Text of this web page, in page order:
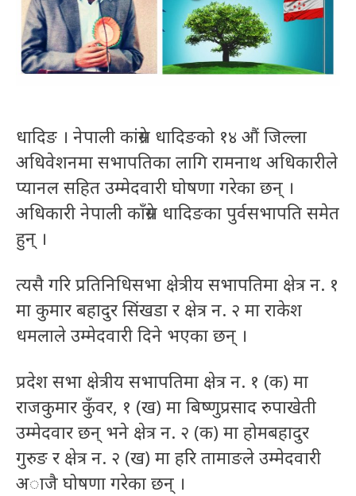
धादिङ । नेपाली कांग्रेस धादिङको १४ औं जिल्ला
अधिवेशनमा सभापतिका लागि रामनाथ अधिकारीले
प्यानल सहित उम्मेदवारी घोषणा गरेका छन् ।
अधिकारी नेपाली काँग्रेस धादिङका पुर्वसभापति समेत
हुन् ।
त्यसै गरि प्रतिनिधिसभा क्षेत्रीय सभापतिमा क्षेत्र न. १
मा कुमार बहादुर सिंखडा र क्षेत्र न. २ मा राकेश
धमलाले उम्मेदवारी दिने भएका छन् ।
प्रदेश सभा क्षेत्रीय सभापतिमा क्षेत्र न. १ (क) मा
राजकुमार कुँवर, १ (ख) मा बिष्णुप्रसाद रुपाखेती
उम्मेदवार छन् भने क्षेत्र न. २ (क) मा होमबहादुर
गुरुङ र क्षेत्र न. २ (ख) मा हरि तामाङले उम्मेदवारी
अाजै घोषणा गरेका छन् ।